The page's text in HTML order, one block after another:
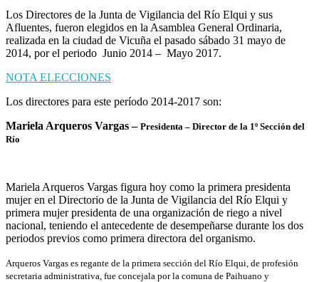
Los Directores de la Junta de Vigilancia del Río Elqui y sus
Afluentes, fueron elegidos en la Asamblea General Ordinaria,
realizada en la ciudad de Vicuña el pasado sábado 31 mayo de
2014, por el periodo Junio 2014 – Mayo 2017.
NOTA ELECCIONES
Los directores para este período 2014-2017 son:
Mariela Arqueros Vargas – Presidenta – Director de la 1º Sección del
Río
Mariela Arqueros Vargas figura hoy como la primera presidenta
mujer en el Directorio de la Junta de Vigilancia del Río Elqui y
primera mujer presidenta de una organización de riego a nivel
nacional, teniendo el antecedente de desempeñarse durante los dos
periodos previos como primera directora del organismo.
Arqueros Vargas es regante de la primera sección del Río Elqui, de profesión
secretaria administrativa, fue concejala por la comuna de Paihuano y